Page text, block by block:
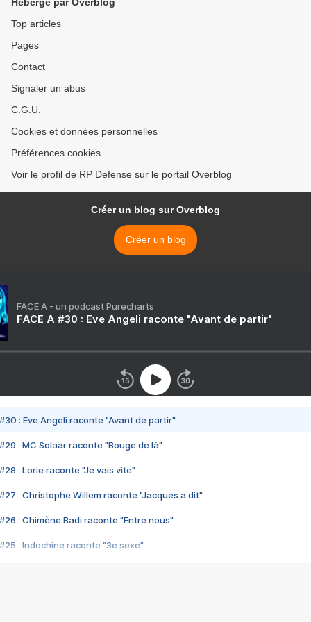
Top articles
Pages
Contact
Signaler un abus
C.G.U.
Cookies et données personnelles
Préférences cookies
Voir le profil de RP Defense sur le portail Overblog
Créer un blog sur Overblog
Créer un blog
FACE A - un podcast Purecharts
FACE A #30 : Eve Angeli raconte "Avant de partir"
#30 : Eve Angeli raconte "Avant de partir"
#29 : MC Solaar raconte "Bouge de là"
#28 : Lorie raconte "Je vais vite"
#27 : Christophe Willem raconte "Jacques a dit"
#26 : Chimène Badi raconte "Entre nous"
#25 : Indochine raconte "3e sexe"